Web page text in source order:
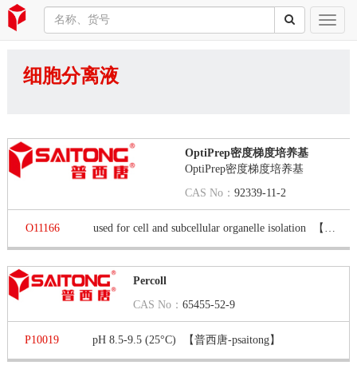
细胞分离液
OptiPrep密度梯度培养基
OptiPrep密度梯度培养基
CAS No： 92339-11-2
O11166 used for cell and subcellular organelle isolation 【普西唐-psaitong】
Percoll
CAS No：65455-52-9
P10019 pH 8.5-9.5 (25°C) 【普西唐-psaitong】